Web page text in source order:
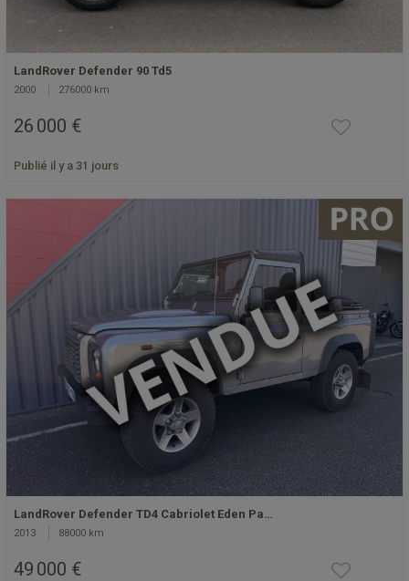
LandRover Defender 90 Td5
2000 276000 km
26 000 €
Publié il y a 31 jours
LandRover Defender TD4 Cabriolet Eden Pa…
2013 88000 km
49 000 €